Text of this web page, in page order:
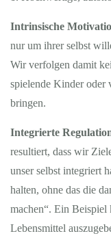
Intrinsische
nur um ihrer selbst
Wir verfolgen damit
spielende Kinder oder
bringen.
Integrierte
resultiert, dass wir
unser selbst integriert
halten, ohne das die
machen“. Ein Beispiel
Lebensmittel